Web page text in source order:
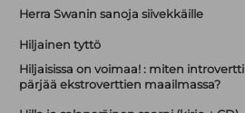
Herra Swanin sanoja siivekkäille
Hiljainen tyttö
Hiljaisissa on voimaa! : miten introvertti
pärjää ekstroverttien maailmassa?